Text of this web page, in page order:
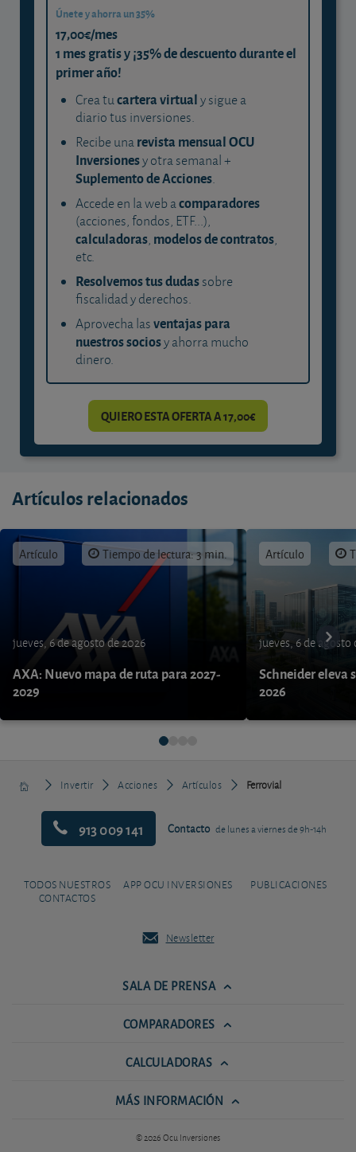
Únete y ahorra un 35%
17,00€/mes
1 mes gratis y ¡35% de descuento durante el
primer año!
Crea tucartera virtualy sigue a
diario tus inversiones.
Recibe unarevista mensual OCU
Inversionesy otra semanal +
Suplemento de Acciones.
Accede en la web acomparadores
(acciones, fondos, ETF...),
calculadoras, modelos de contratos,
etc.
Resolvemos tus dudassobre
fiscalidad y derechos.
Aprovecha lasventajas para
nuestros sociosy ahorra mucho
dinero.
QUIERO ESTA OFERTA A 17,00€
Artículos relacionados
Artículo Tiempo de lectura: 3 min.
jueves, 6 de agosto de 2026
AXA: Nuevo mapa de ruta para 2027-
2029
Artículo
jueves, 6 de agosto
Schneider eleva
2026
Invertir Acciones Artículos Ferrovial
913 009 141 Contacto de lunes a viernes de 9h-14h
TODOS NUESTROS
CONTACTOS
APP OCU INVERSIONES PUBLICACIONES
Newsletter
SALA DE PRENSA
COMPARADORES
CALCULADORAS
MÁS INFORMACIÓN
© 2026 Ocu Inversiones